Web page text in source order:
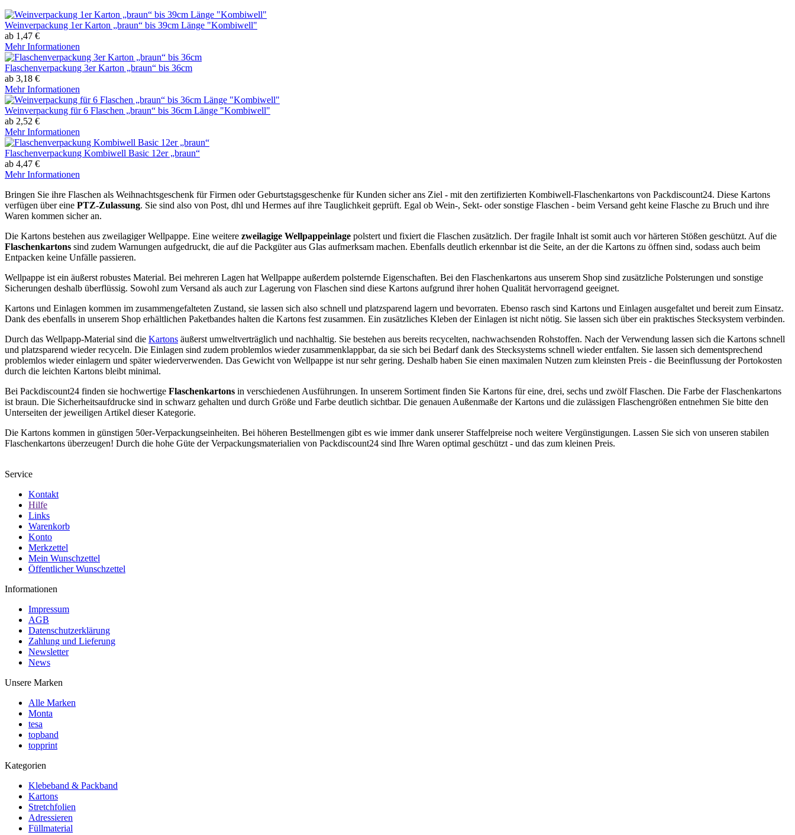
Weinverpackung 1er Karton „braun“ bis 39cm Länge "Kombiwell"
ab 1,47 €
Mehr Informationen
Flaschenverpackung 3er Karton „braun“ bis 36cm
ab 3,18 €
Mehr Informationen
Weinverpackung für 6 Flaschen „braun“ bis 36cm Länge "Kombiwell"
ab 2,52 €
Mehr Informationen
Flaschenverpackung Kombiwell Basic 12er „braun“
ab 4,47 €
Mehr Informationen
Bringen Sie ihre Flaschen als Weihnachtsgeschenk für Firmen oder Geburtstagsgeschenke für Kunden sicher ans Ziel - mit den zertifizierten Kombiwell-Flaschenkartons von Packdiscount24. Diese Kartons
verfügen über eine PTZ-Zulassung. Sie sind also von Post, dhl und Hermes auf ihre Tauglichkeit geprüft. Egal ob Wein-, Sekt- oder sonstige Flaschen - beim Versand geht keine Flasche zu Bruch und ihre
Waren kommen sicher an.
Die Kartons bestehen aus zweilagiger Wellpappe. Eine weitere zweilagige Wellpappeinlage polstert und fixiert die Flaschen zusätzlich. Der fragile Inhalt ist somit auch vor härteren Stößen geschützt. Auf die
Flaschenkartons sind zudem Warnungen aufgedruckt, die auf die Packgüter aus Glas aufmerksam machen. Ebenfalls deutlich erkennbar ist die Seite, an der die Kartons zu öffnen sind, sodass auch beim
Entpacken keine Unfälle passieren.
Wellpappe ist ein äußerst robustes Material. Bei mehreren Lagen hat Wellpappe außerdem polsternde Eigenschaften. Bei den Flaschenkartons aus unserem Shop sind zusätzliche Polsterungen und sonstige
Sicherungen deshalb überflüssig. Sowohl zum Versand als auch zur Lagerung von Flaschen sind diese Kartons aufgrund ihrer hohen Qualität hervorragend geeignet.
Kartons und Einlagen kommen im zusammengefalteten Zustand, sie lassen sich also schnell und platzsparend lagern und bevorraten. Ebenso rasch sind Kartons und Einlagen ausgefaltet und bereit zum Einsatz.
Dank des ebenfalls in unserem Shop erhältlichen Paketbandes halten die Kartons fest zusammen. Ein zusätzliches Kleben der Einlagen ist nicht nötig. Sie lassen sich über ein praktisches Stecksystem verbinden.
Durch das Wellpapp-Material sind die Kartons äußerst umweltverträglich und nachhaltig. Sie bestehen aus bereits recycelten, nachwachsenden Rohstoffen. Nach der Verwendung lassen sich die Kartons schnell
und platzsparend wieder recyceln. Die Einlagen sind zudem problemlos wieder zusammenklappbar, da sie sich bei Bedarf dank des Stecksystems schnell wieder entfalten. Sie lassen sich dementsprechend
problemlos wieder einlagern und später wiederverwenden. Das Gewicht von Wellpappe ist nur sehr gering. Deshalb haben Sie einen maximalen Nutzen zum kleinsten Preis - die Beeinflussung der Portokosten
durch die leichten Kartons bleibt minimal.
Bei Packdiscount24 finden sie hochwertige Flaschenkartons in verschiedenen Ausführungen. In unserem Sortiment finden Sie Kartons für eine, drei, sechs und zwölf Flaschen. Die Farbe der Flaschenkartons
ist braun. Die Sicherheitsaufdrucke sind in schwarz gehalten und durch Größe und Farbe deutlich sichtbar. Die genauen Außenmaße der Kartons und die zulässigen Flaschengrößen entnehmen Sie bitte den
Unterseiten der jeweiligen Artikel dieser Kategorie.
Die Kartons kommen in günstigen 50er-Verpackungseinheiten. Bei höheren Bestellmengen gibt es wie immer dank unserer Staffelpreise noch weitere Vergünstigungen. Lassen Sie sich von unseren stabilen
Flaschenkartons überzeugen! Durch die hohe Güte der Verpackungsmaterialien von Packdiscount24 sind Ihre Waren optimal geschützt - und das zum kleinen Preis.
Service
Kontakt
Hilfe
Links
Warenkorb
Konto
Merkzettel
Mein Wunschzettel
Öffentlicher Wunschzettel
Informationen
Impressum
AGB
Datenschutzerklärung
Zahlung und Lieferung
Newsletter
News
Unsere Marken
Alle Marken
Monta
tesa
topband
topprint
Kategorien
Klebeband & Packband
Kartons
Stretchfolien
Adressieren
Füllmaterial